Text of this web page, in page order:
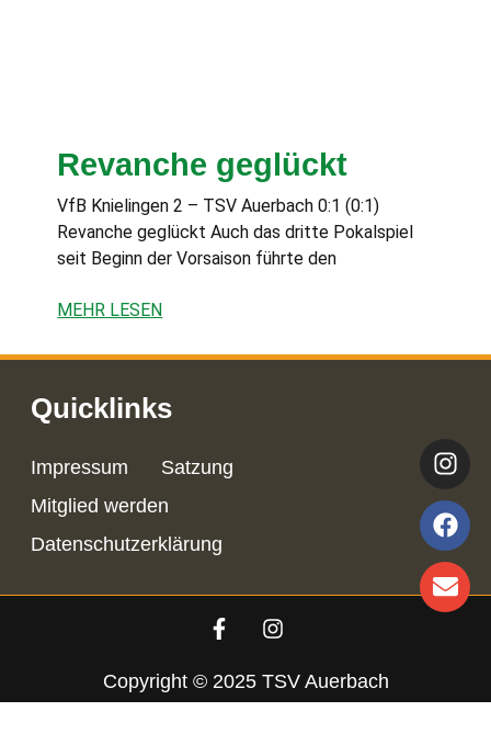
Revanche geglückt
VfB Knielingen 2 – TSV Auerbach 0:1 (0:1)
Revanche geglückt Auch das dritte Pokalspiel
seit Beginn der Vorsaison führte den
MEHR LESEN
Quicklinks
Impressum
Satzung
Mitglied werden
Datenschutzerklärung
Copyright © 2025 TSV Auerbach